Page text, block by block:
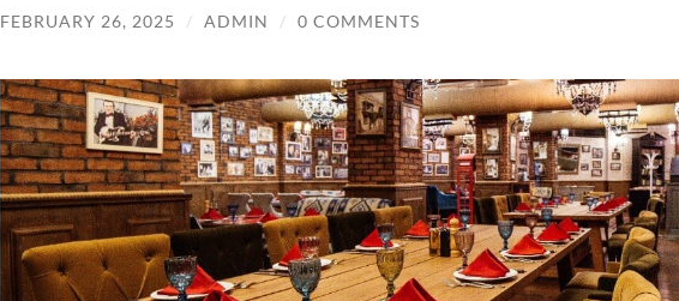
FEBRUARY 26, 2025 / ADMIN / 0 COMMENTS